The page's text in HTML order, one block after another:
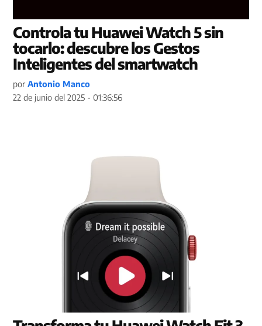
Controla tu Huawei Watch 5 sin
tocarlo: descubre los Gestos
Inteligentes del smartwatch
por Antonio Manco
22 de junio del 2025 - 01:36:56